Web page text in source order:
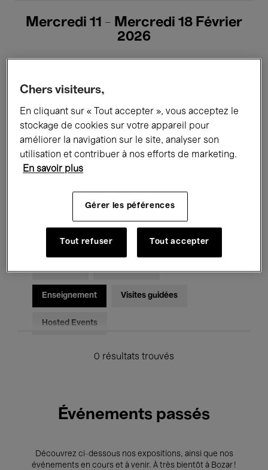
Mercredi 11 - Mercredi 18 Février
2026
Tous les événements Concerts
Expositions Films Performances
Rencontres & Débats
Musique classique Global Music
Musique électronique
Enseignement Visites guidées
Hosted Events
0 résultats trouvés
Événements passés
Découvrez ci-dessous nos expositions, ainsi que nos
événements en cours et à venir. À très bientôt à Bozar !
Chers visiteurs,
En cliquant sur « Tout accepter », vous acceptez le
stockage de cookies sur votre appareil pour
améliorer la navigation sur le site, analyser son
utilisation et contribuer à nos efforts de marketing.
En savoir plus
Gérer les péférences
Tout refuser Tout accepter